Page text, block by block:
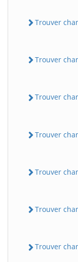
Trouver
Trouver
Trouver
Trouver
Trouver
Trouver
Trouver